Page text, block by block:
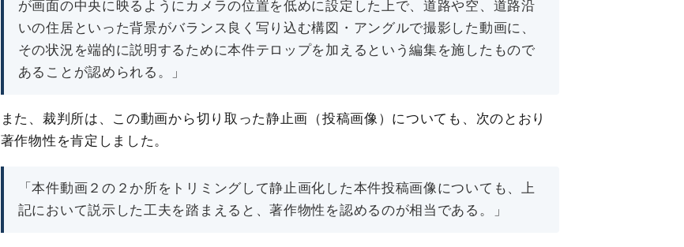
が画面の中央に映るようにカメラの位置を低めに設定した上で、道路や空、道路沿
いの住居といった背景がバランス良く写り込む構図・アングルで撮影した動画に、
その状況を端的に説明するために本件テロップを加えるという編集を施したもので
あることが認められる。」
また、裁判所は、この動画から切り取った静止画（投稿画像）についても、次のとおり
著作物性を肯定しました。
「本件動画２の２か所をトリミングして静止画化した本件投稿画像についても、上
記において説示した工夫を踏まえると、著作物性を認めるのが相当である。」